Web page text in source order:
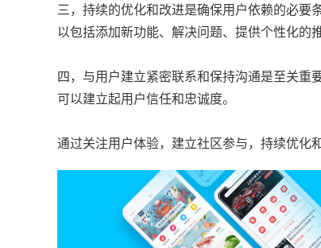
三，持续的优化和改进是确保用户依赖的必
以包括添加新功能、解决问题、提供个性化的
四，与用户建立紧密联系和保持沟通是至关重
可以建立起用户信任和忠诚度。
通过关注用户体验，建立社区参与，持续优化